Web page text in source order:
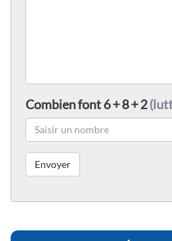
Combien font 6 + 8 + 2